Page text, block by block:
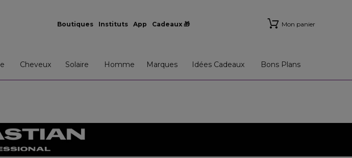
Boutiques Instituts App Cadeaux 🎁 Mon panier
Cheveux Solaire Homme Marques Idées Cadeaux Bons Plans